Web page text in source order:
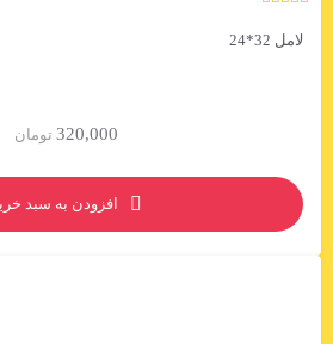
لامل 32*24
تومان 320,000
افزودن به سبد خرید